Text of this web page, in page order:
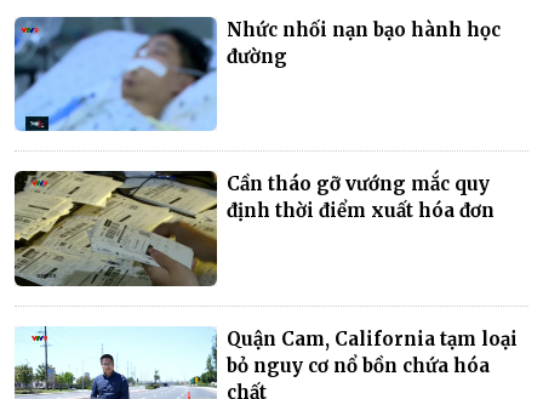
Nhức nhối nạn bạo hành học
đường
Cần tháo gỡ vướng mắc quy
định thời điểm xuất hóa đơn
Quận Cam, California tạm loại
bỏ nguy cơ nổ bồn chứa hóa
chất